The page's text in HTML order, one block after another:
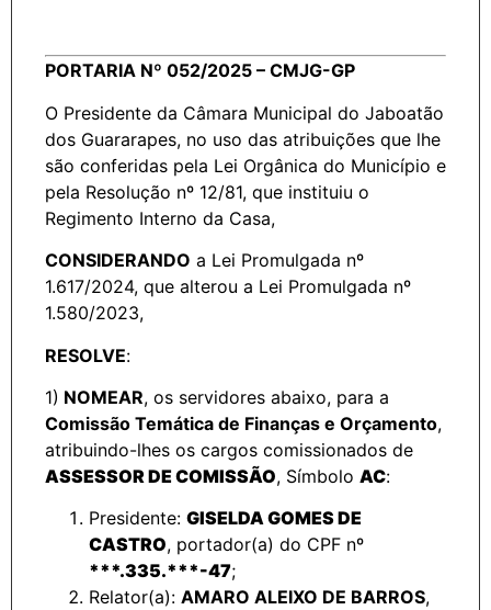
PORTARIA Nº 052/2025 – CMJG-GP
O Presidente da Câmara Municipal do Jaboatão
dos Guararapes, no uso das atribuições que lhe
são conferidas pela Lei Orgânica do Município e
pela Resolução nº 12/81, que instituiu o
Regimento Interno da Casa,
CONSIDERANDO a Lei Promulgada nº
1.617/2024, que alterou a Lei Promulgada nº
1.580/2023,
RESOLVE:
1) NOMEAR, os servidores abaixo, para a
Comissão Temática de Finanças e Orçamento,
atribuindo-lhes os cargos comissionados de
ASSESSOR DE COMISSÃO, Símbolo AC:
Presidente: GISELDA GOMES DE
CASTRO, portador(a) do CPF nº
***.335.***-47;
Relator(a): AMARO ALEIXO DE BARROS,